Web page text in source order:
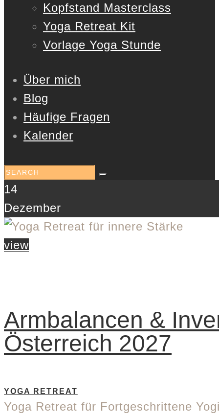
Kopfstand Masterclass
Yoga Retreat Kit
Vorlage Yoga Stunde
Über mich
Blog
Häufige Fragen
Kalender
14
Dezember
view
Armbalancen &
Österreich 2027
YOGA RETREAT
Yoga Retreat für Fortgeschrittene